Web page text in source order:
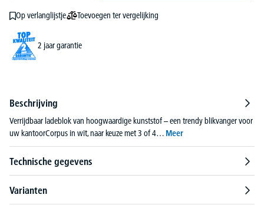
Op verlanglijstje Toevoegen ter vergelijking
2 jaar garantie
Beschrijving
Verrijdbaar ladeblok van hoogwaardige kunststof – een trendy blikvanger voor
uw kantoorCorpus in wit, naar keuze met 3 of 4… Meer
Technische gegevens
Varianten